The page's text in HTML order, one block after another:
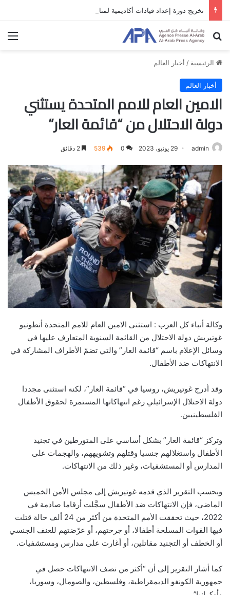
بحث عن
الرئيسية / أخبار العالم
أخبار العالم
الامين العام للامم المتحدة يستثني
دولة الاحتلال من “قائمة العار”
admin 29 يونيو، 2023 0
539
وكالة أنباء كل العرب : استثنى الامين العام للامم المتحدة أنطونيو
غوتيريش دولة الاحتلال من القائمة السنوية المتعارف عليها في
وسائل الإعلام باسم “قائمة العار” والتي تضمّ الأطراف المشاركة في
الانتهاكات ضد الأطفال.
وقد أدرج غوتيريش، روسيا في “قائمة العار”، لكنه استثنى مجددا
دولة الاحتلال الإسرائيلي رغم انتهاكاتها المستمرة لحقوق الأطفال
الفلسطينيين.
وتركز “قائمة العار” بشكل أساسي على المتورطين في تجنيد
الأطفال واستغلالهم جنسيا وقتلهم وتشويههم، والهجمات على
المدارس أو المستشفيات، وغير ذلك من الانتهاكات.
وبحسب التقرير الذي قدمه غوتيريش إلى مجلس الأمن الخميس
الماضي، فإن الانتهاكات ضد الأطفال سجَّلت أرقاما صادمة في
2022، حيث تحققت الأمم المتحدة من أكثر من 24 ألف حالة قتلت
فيها القوات المسلحة أطفالا، أو جرحتهم، أو عرّضتهم للعنف الجنسي
أو الخطف أو التجنيد مقاتلين، أو أغارت على مدارس ومستشفيات.
كما أشار التقرير إلى أن “أكثر من نصف الانتهاكات حصل في
جمهورية الكونغو الديمقراطية، وفلسطين، والصومال، وسوريا،